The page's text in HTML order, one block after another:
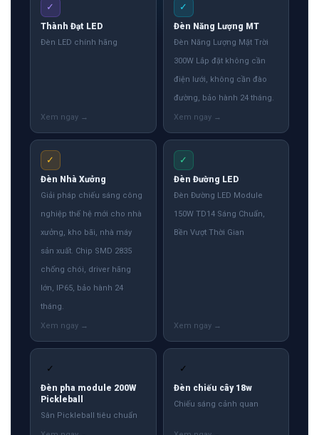
✓
Thành Đạt LED
Đèn LED chính hãng
✓
Đèn Năng Lượng MT
Đèn Năng Lượng Mặt Trời
300W Lắp đặt không cần
điện lưới, không cần đào
đường, bảo hành 24 tháng.
✓
Đèn Nhà Xưởng
Giải pháp chiếu sáng công
nghiệp thế hệ mới cho nhà
xưởng, kho bãi, nhà máy
sản xuất. Chip SMD 2835
chống chói, driver hãng
lớn, IP65, bảo hành 24
tháng.
✓
Đèn Đường LED
Đèn Đường LED Module
150W TD14 Sáng Chuẩn,
Bền Vượt Thời Gian
✓
Đèn pha module 200W
Pickleball
Sân Pickleball tiêu chuẩn
✓
Đèn chiếu cây 18w
Chiếu sáng cảnh quan